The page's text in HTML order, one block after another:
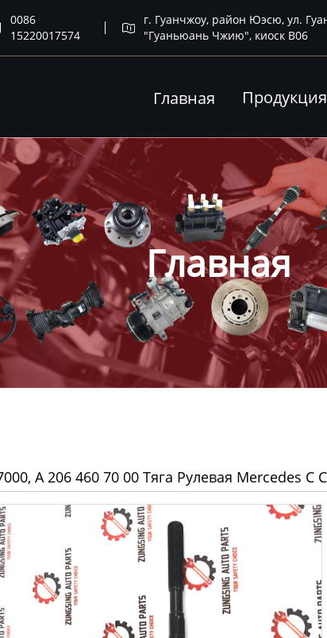
0086
15220017574

г. Гуанчжоу, район Юэсю, ул.
"Гуаньюань Чжию", киоск B06
Главная Продукция
Главная
A 206 460 70 00 Тяга Рулевая Mercedes C